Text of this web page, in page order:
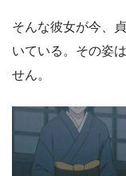
そんな彼女が今、
いている。その姿
せん。